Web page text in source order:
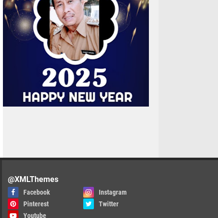
@XMLThemes
Facebook
Instagram
Pinterest
Twitter
Youtube